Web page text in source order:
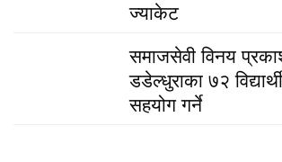
ज्याकेट
समाजसेवी विनय
डडेल्धुराका ७२
सहयोग गर्ने